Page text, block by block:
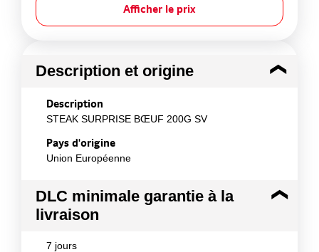
Afficher le prix
Description et origine
Description
STEAK SURPRISE BŒUF 200G SV
Pays d'origine
Union Européenne
DLC minimale garantie à la
livraison
7 jours